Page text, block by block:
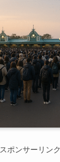
スポンサーリンク